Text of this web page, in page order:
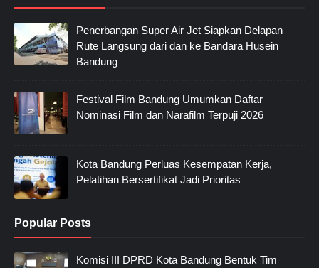
Penerbangan Super Air Jet Siapkan Delapan
Rute Langsung dari dan ke Bandara Husein
Bandung
Festival Film Bandung Umumkan Daftar
Nominasi Film dan Narafilm Terpuji 2026
Kota Bandung Perluas Kesempatan Kerja,
Pelatihan Bersertifikat Jadi Prioritas
Popular Posts
Komisi III DPRD Kota Bandung Bentuk Tim